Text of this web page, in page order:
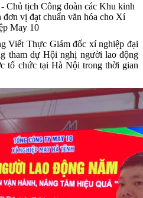
tịch Công đoàn các Khu kinh
vị đạt chuẩn văn hóa cho Xí
May 10
Viết Thực Giám đốc xí nghiệp đại
tham dự Hội nghị người lao động
tổ chức tại Hà Nội trong thời gian